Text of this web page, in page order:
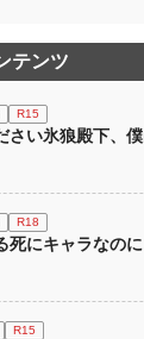
テンツ
R15
さい氷狼殿下、
R18
死にキャラなの
R15